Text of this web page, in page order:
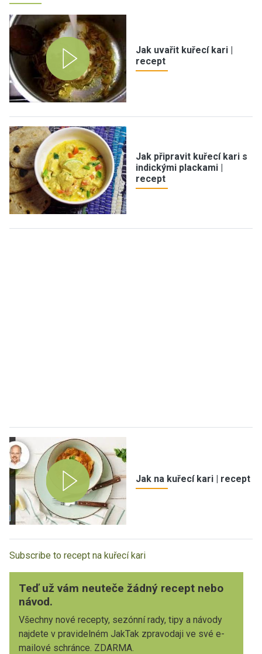
Jak uvařit kuřecí kari |
recept
Jak připravit kuřecí kari s
indickými plackami |
recept
Jak na kuřecí kari | recept
Subscribe to recept na kuřecí kari
Teď už vám neuteče žádný recept nebo
návod.
Všechny nové recepty, sezónní rady, tipy a návody
najdete v pravidelném JakTak zpravodaji ve své e-
mailové schránce. ZDARMA.